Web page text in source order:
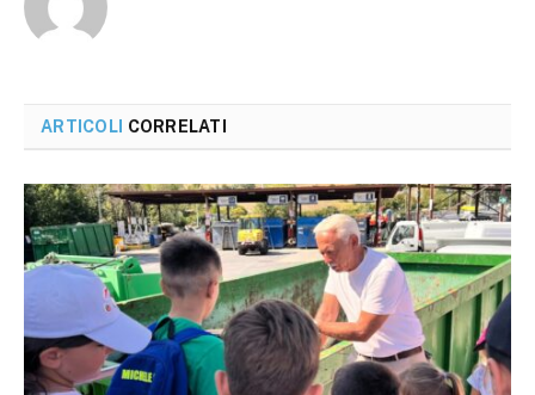
ARTICOLI CORRELATI